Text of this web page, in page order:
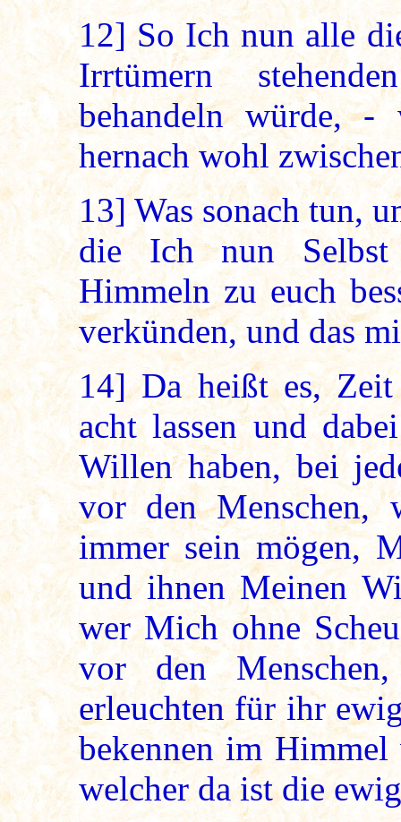
12] So Ich nun alle
Irrtümern
behandeln würde, -
hernach wohl
13]Was sonach tun,
die Ich nun Selbst
Himmeln zu euch
verkünden, und das
14]Da heißt es, Zeit
acht lassen und
Willen haben, bei
vor den Menschen,
immer sein mögen,
und ihnen Meinen
wer Mich ohne
vor den
erleuchten für ihr
bekennen im Himmel
welcher da ist die